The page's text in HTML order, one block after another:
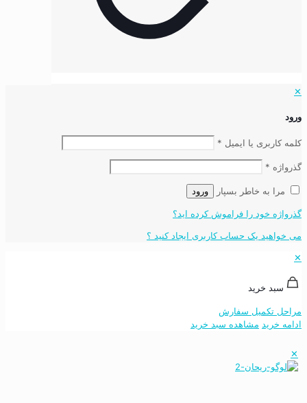
✕
ورود
کلمه کاربری یا ایمیل *
گذرواژه *
مرا به خاطر بسپار ورود
گذرواژه خود را فراموش کرده اید؟
می خواهید یک حساب کاربری ایجاد کنید ؟
✕
سبد خرید
مراحل تکمیل سفارش
ادامه خرید مشاهده سبد خرید
✕